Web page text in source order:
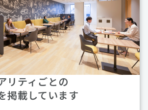
リティごとの
掲載しています